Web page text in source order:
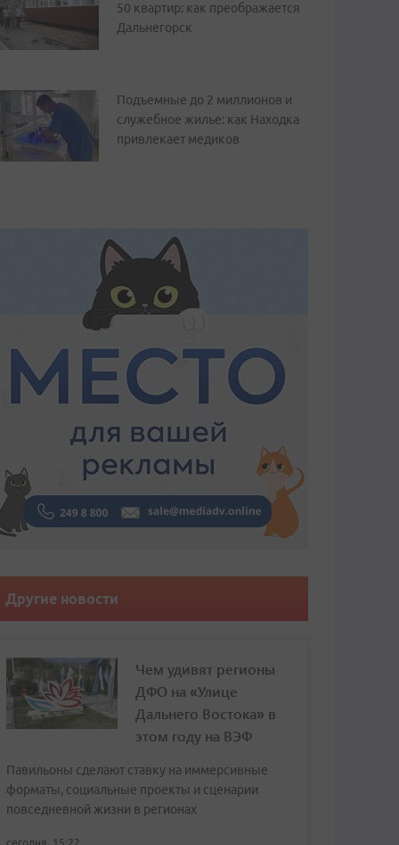
50 квартир: как преображается
Дальнегорск
Подъемные до 2 миллионов и
служебное жилье: как Находка
привлекает медиков
Другие новости
Чем удивят регионы
ДФО на «Улице
Дальнего Востока» в
этом году на ВЭФ
Павильоны сделают ставку на иммерсивные
форматы, социальные проекты и сценарии
повседневной жизни в регионах